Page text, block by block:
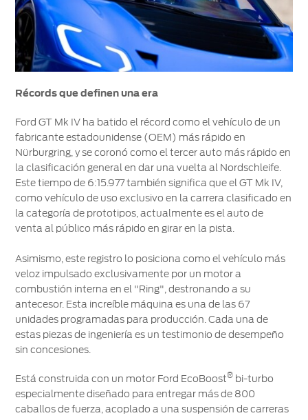
Récords que definen una era
Ford GT Mk IV ha batido el récord como el vehículo de un
fabricante estadounidense (OEM) más rápido en
Nürburgring, y se coronó como el tercer auto más rápido en
la clasificación general en dar una vuelta al Nordschleife.
Este tiempo de 6:15.977 también significa que el GT Mk IV,
como vehículo de uso exclusivo en la carrera clasificado en
la categoría de prototipos, actualmente es el auto de
venta al público más rápido en girar en la pista.
Asimismo, este registro lo posiciona como el vehículo más
veloz impulsado exclusivamente por un motor a
combustión interna en el "Ring", destronando a su
antecesor. Esta increíble máquina es una de las 67
unidades programadas para producción. Cada una de
estas piezas de ingeniería es un testimonio de desempeño
sin concesiones.
Está construida con un motor Ford EcoBoost® bi-turbo
especialmente diseñado para entregar más de 800
caballos de fuerza, acoplado a una suspensión de carreras